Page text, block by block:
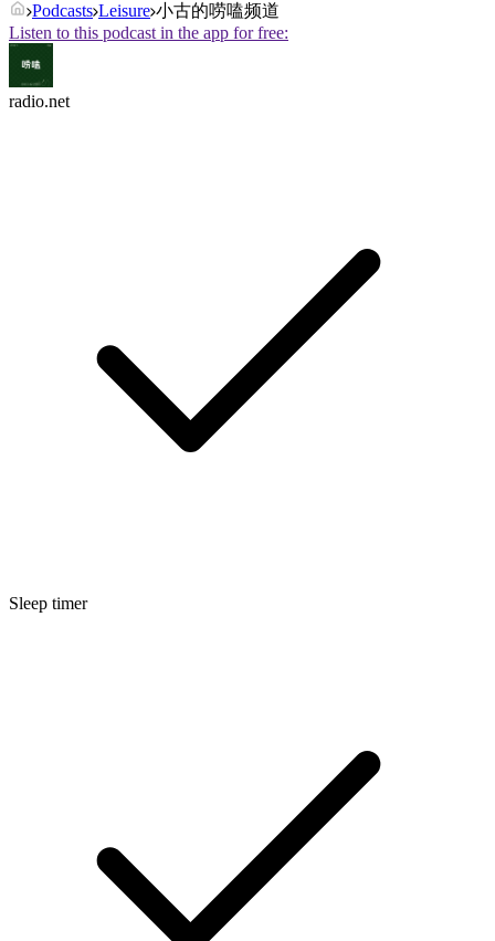
Podcasts Leisure 小古的唠嗑频道
Listen to this podcast in the app for free:
radio.net
Sleep timer